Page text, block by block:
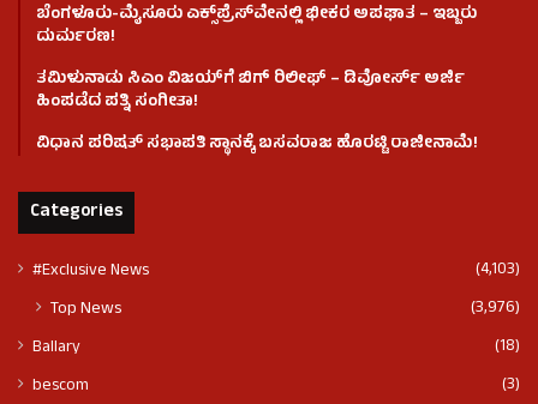
ಬೆಂಗಳೂರು-ಮೈಸೂರು ಎಕ್ಸ್‌ಪ್ರೆಸ್‌ವೇನಲ್ಲಿ ಭೀಕರ ಅಪಘಾತ – ಇಬ್ಬರು
ದುರ್ಮರಣ!
ತಮಿಳುನಾಡು ಸಿಎಂ ವಿಜಯ್‌ಗೆ ಬಿಗ್ ರಿಲೀಫ್ – ಡಿವೋರ್ಸ್ ಅರ್ಜಿ
ಹಿಂಪಡೆದ ಪತ್ನಿ ಸಂಗೀತಾ!
ವಿಧಾನ ಪರಿಷತ್ ಸಭಾಪತಿ ಸ್ಥಾನಕ್ಕೆ ಬಸವರಾಜ ಹೊರಟ್ಟಿ ರಾಜೀನಾಮೆ!
Categories
#Exclusive News (4,103)
Top News (3,976)
Ballary
(18)
bescom
(3)